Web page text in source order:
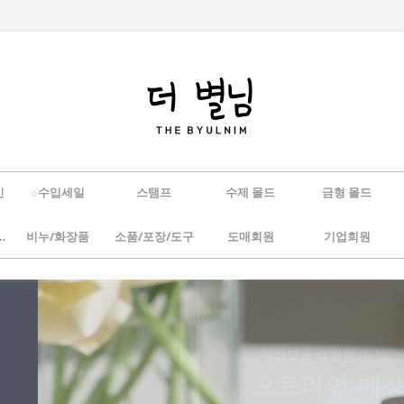
☆수입세일 스탬프 수제 몰드 금형 몰드
리움 비누/화장품 소품/포장/도구 도매회원 기업회원